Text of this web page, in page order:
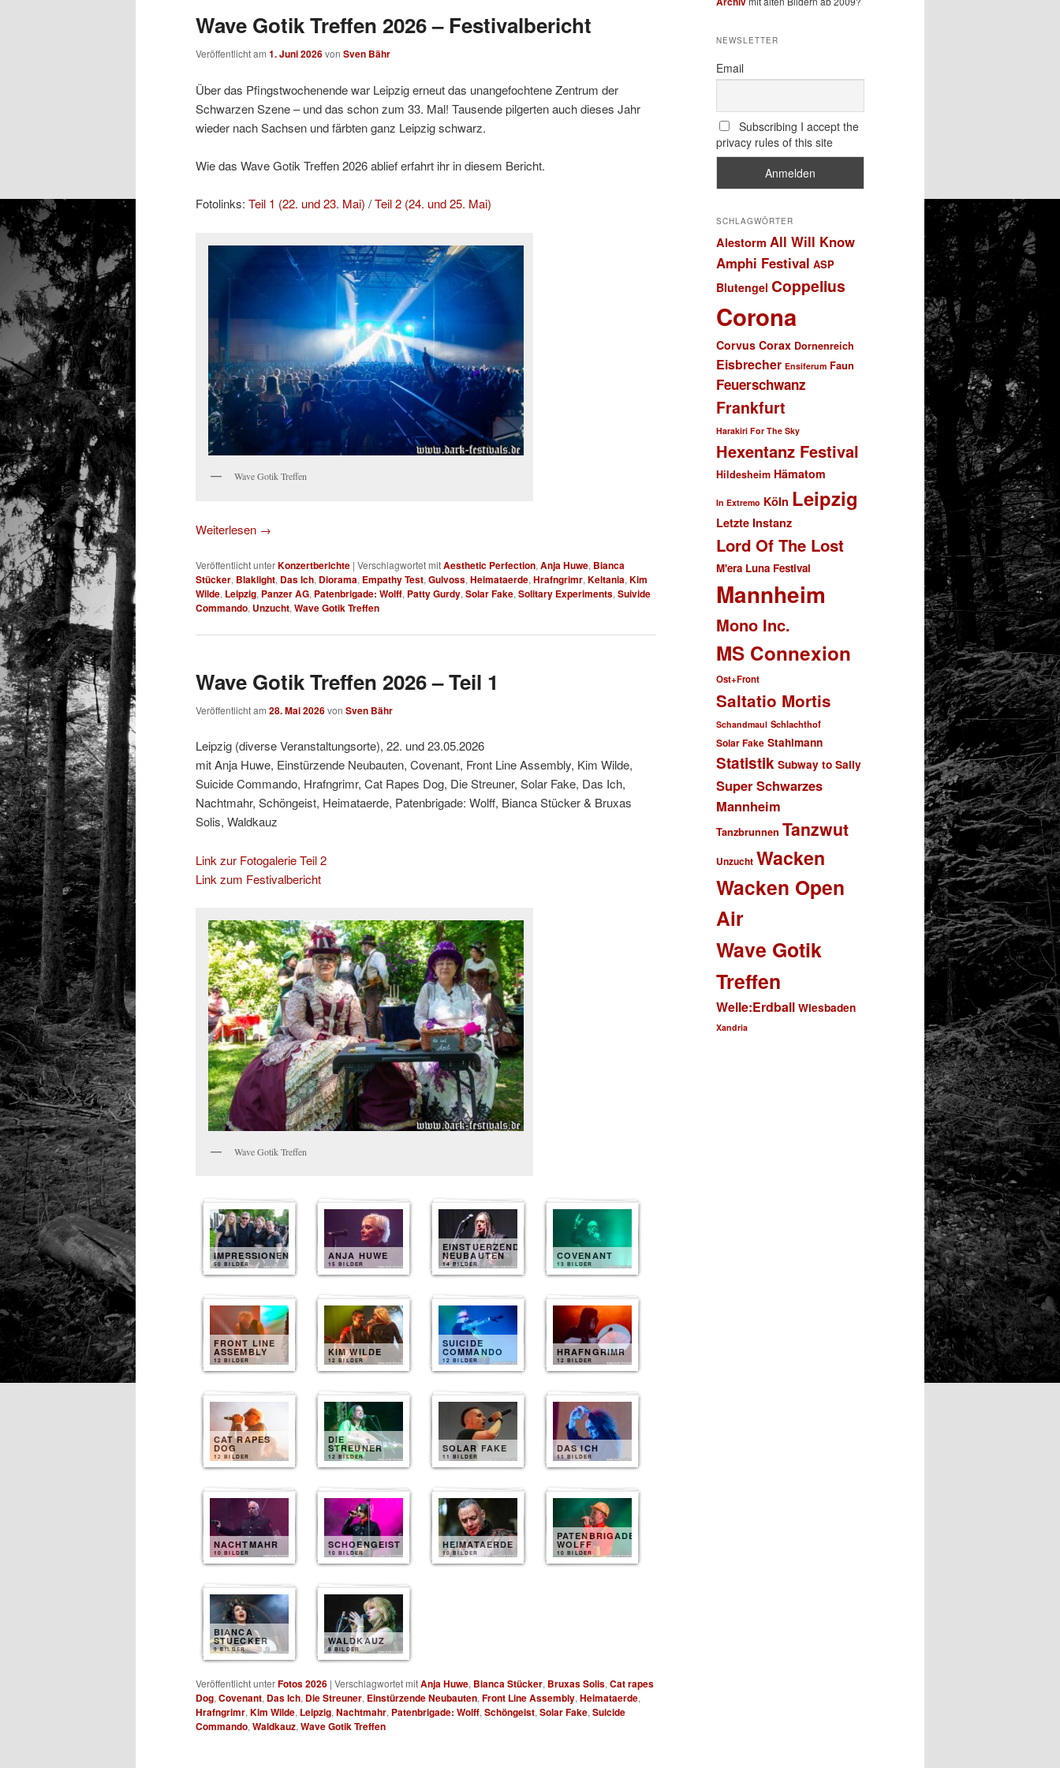
Wave Gotik Treffen 2026 – Festivalbericht
Veröffentlicht am 1. Juni 2026von Sven Bähr
Über das Pfingstwochenende war Leipzig erneut das unangefochtene Zentrum der
Schwarzen Szene – und das schon zum 33. Mal! Tausende pilgerten auch dieses Jahr
wieder nach Sachsen und färbten ganz Leipzig schwarz.
Wie das Wave Gotik Treffen 2026 ablief erfahrt ihr in diesem Bericht.
Fotolinks: Teil 1 (22. und 23. Mai) /Teil 2 (24. und 25. Mai)
Wave Gotik Treffen
Weiterlesen →
Veröffentlicht unterKonzertberichte | Verschlagwortet mitAesthetic Perfection, Anja Huwe, Bianca
Stücker, Blaklight, Das Ich, Diorama, Empathy Test, Gulvoss, Heimataerde, Hrafngrimr, Keltania, Kim
Wilde, Leipzig, Panzer AG, Patenbrigade: Wolff, Patty Gurdy, Solar Fake, Solitary Experiments, Suivide
Commando, Unzucht, Wave Gotik Treffen
Wave Gotik Treffen 2026 – Teil 1
Veröffentlicht am 28. Mai 2026von Sven Bähr
Leipzig (diverse Veranstaltungsorte), 22. und 23.05.2026
mit Anja Huwe, Einstürzende Neubauten, Covenant, Front Line Assembly, Kim Wilde,
Suicide Commando, Hrafngrimr, Cat Rapes Dog, Die Streuner, Solar Fake, Das Ich,
Nachtmahr, Schöngeist, Heimataerde, Patenbrigade: Wolff, Bianca Stücker & Bruxas
Solis, Waldkauz
Link zur Fotogalerie Teil 2
Link zum Festivalbericht
Wave Gotik Treffen
IMPRESSIONEN
50 BILDER
ANJA HUWE
15 BILDER
EINSTUERZENDE
NEUBAUTEN
14 BILDER
COVENANT
13 BILDER
FRONT LINE
ASSEMBLY
12 BILDER
KIM WILDE
12 BILDER
SUICIDE
COMMANDO
12 BILDER
HRAFNGRIMR
12 BILDER
CAT RAPES
DOG
12 BILDER
DIE
STREUNER
12 BILDER
SOLAR FAKE
11 BILDER
DAS ICH
11 BILDER
NACHTMAHR
10 BILDER
SCHOENGEIST
10 BILDER
HEIMATAERDE
10 BILDER
PATENBRIGADE
WOLFF
10 BILDER
BIANCA
STUECKER
9 BILDER
WALDKAUZ
8 BILDER
Veröffentlicht unterFotos 2026 | Verschlagwortet mitAnja Huwe, Bianca Stücker, Bruxas Solis, Cat rapes
Dog, Covenant, Das Ich, Die Streuner, Einstürzende Neubauten, Front Line Assembly, Heimataerde,
Hrafngrimr, Kim Wilde, Leipzig, Nachtmahr, Patenbrigade: Wolff, Schöngeist, Solar Fake, Suicide
Commando, Waldkauz, Wave Gotik Treffen
NEWSLETTER
Email
Subscribing I accept the
privacy rules of this site
SCHLAGWÖRTER
Alestorm All Will Know
Amphi Festival ASP
Blutengel Coppelius
Corona
Corvus Corax Dornenreich
Eisbrecher Ensiferum Faun
Feuerschwanz
Frankfurt
Harakiri For The Sky
Hexentanz Festival
Hildesheim Hämatom
In Extremo Köln Leipzig
Letzte Instanz
Lord Of The Lost
M'era Luna Festival
Mannheim
Mono Inc.
MS Connexion
Ost+Front
Saltatio Mortis
Schandmaul Schlachthof
Solar Fake Stahlmann
Statistik Subway to Sally
Super Schwarzes
Mannheim
Tanzbrunnen Tanzwut
Unzucht Wacken
Wacken Open
Air
Wave Gotik
Treffen
Welle:Erdball Wiesbaden
Xandria